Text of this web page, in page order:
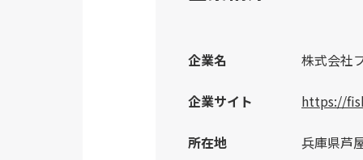
企業名 株式会社
企業サイト https://
所在地 兵庫県芦